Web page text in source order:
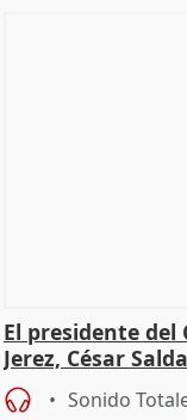
El presidente del
Jerez, César
Sonido